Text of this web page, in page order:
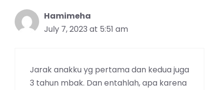
Hamimeha
July 7, 2023 at 5:51 am
Jarak anakku yg pertama dan kedua juga
3 tahun mbak. Dan entahlah, apa karena